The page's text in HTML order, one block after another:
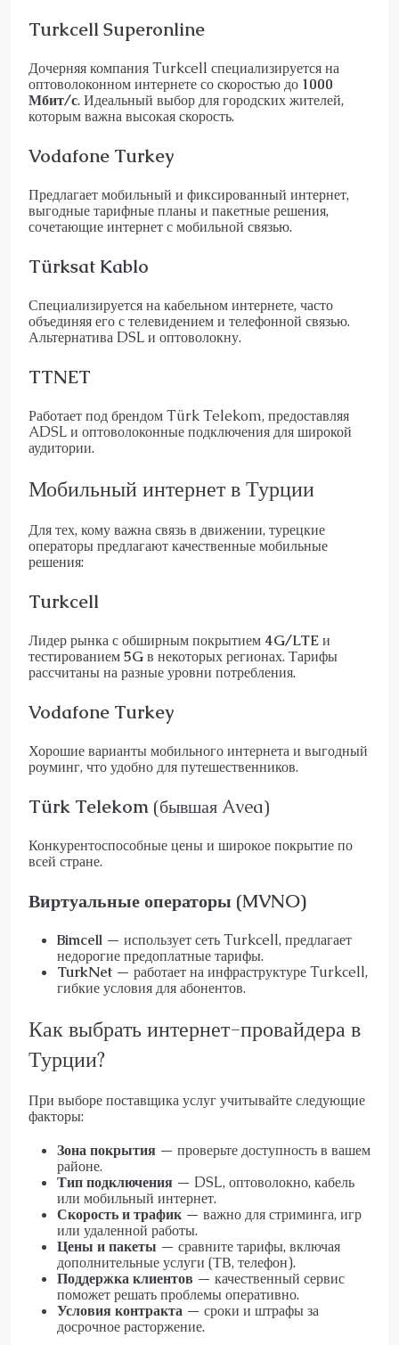
Turkcell Superonline
Дочерняя компания Turkcell специализируется на
оптоволоконном интернете со скоростью до 1000
Мбит/с. Идеальный выбор для городских жителей,
которым важна высокая скорость.
Vodafone Turkey
Предлагает мобильный и фиксированный интернет,
выгодные тарифные планы и пакетные решения,
сочетающие интернет с мобильной связью.
Türksat Kablo
Специализируется на кабельном интернете, часто
объединяя его с телевидением и телефонной связью.
Альтернатива DSL и оптоволокну.
TTNET
Работает под брендом Türk Telekom, предоставляя
ADSL и оптоволоконные подключения для широкой
аудитории.
Мобильный интернет в Турции
Для тех, кому важна связь в движении, турецкие
операторы предлагают качественные мобильные
решения:
Turkcell
Лидер рынка с обширным покрытием 4G/LTEи
тестированием5Gв некоторых регионах. Тарифы
рассчитаны на разные уровни потребления.
Vodafone Turkey
Хорошие варианты мобильного интернета и выгодный
роуминг, что удобно для путешественников.
Türk Telekom (бывшая Avea)
Конкурентоспособные цены и широкое покрытие по
всей стране.
Виртуальные операторы (MVNO)
Bimcell — использует сеть Turkcell, предлагает
недорогие предоплатные тарифы.
TurkNet — работает на инфраструктуре Turkcell,
гибкие условия для абонентов.
Как выбрать интернет-провайдера в
Турции?
При выборе поставщика услуг учитывайте следующие
факторы:
Зона покрытия — проверьте доступность в вашем
районе.
Тип подключения — DSL, оптоволокно, кабель
или мобильный интернет.
Скорость и трафик — важно для стриминга, игр
или удаленной работы.
Цены и пакеты — сравните тарифы, включая
дополнительные услуги (ТВ, телефон).
Поддержка клиентов — качественный сервис
поможет решать проблемы оперативно.
Условия контракта — сроки и штрафы за
досрочное расторжение.